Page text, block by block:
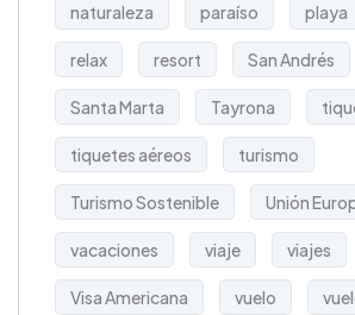
naturaleza paraíso playa
relax resort San Andrés
Santa Marta Tayrona
tiquetes aéreos turismo
Turismo Sostenible Unión
vacaciones viaje viajes
Visa Americana vuelo